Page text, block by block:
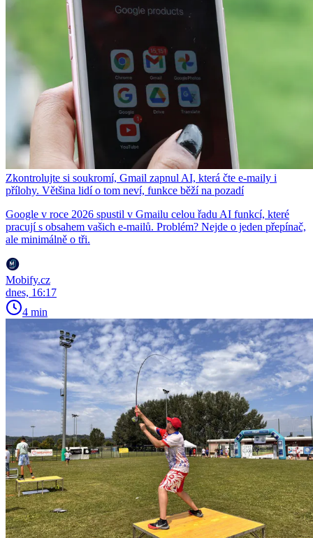
Zkontrolujte si soukromí, Gmail zapnul AI, která čte e-maily i
přílohy. Většina lidí o tom neví, funkce běží na pozadí
Google v roce 2026 spustil v Gmailu celou řadu AI funkcí, které
pracují s obsahem vašich e-mailů. Problém? Nejde o jeden přepínač,
ale minimálně o tři.
Mobify.cz
dnes, 16:17
4 min